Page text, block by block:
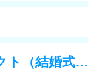
ト（結婚式…